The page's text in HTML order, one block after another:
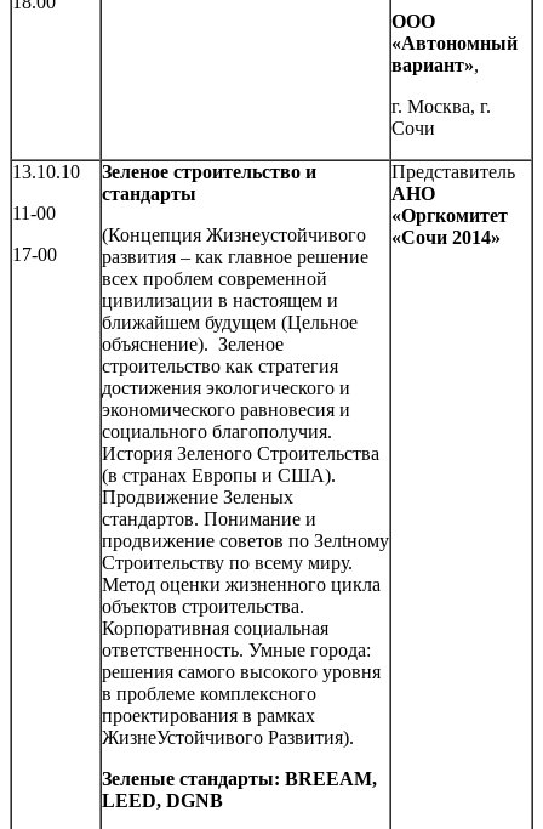
ООО
«Автономный
вариант»,
г. Москва, г.
Сочи
13.10.10
11-00
17-00
Зеленое строительство и
стандарты
(Концепция Жизнеустойчивого
развития – как главное решение
всех проблем современной
цивилизации в настоящем и
ближайшем будущем (Цельное
объяснение). Зеленое
строительство как стратегия
достижения экологического и
экономического равновесия и
социального благополучия.
История Зеленого Строительства
(в странах Европы и США).
Продвижение Зеленых
стандартов. Понимание и
продвижение советов по Зелtному
Строительству по всему миру.
Метод оценки жизненного цикла
объектов строительства.
Корпоративная социальная
ответственность. Умные города:
решения самого высокого уровня
в проблеме комплексного
проектирования в рамках
ЖизнеУстойчивого Развития).
Зеленые стандарты: BREEAM,
LEED, DGNB
Представитель
АНО
«Оргкомитет
«Сочи 2014»